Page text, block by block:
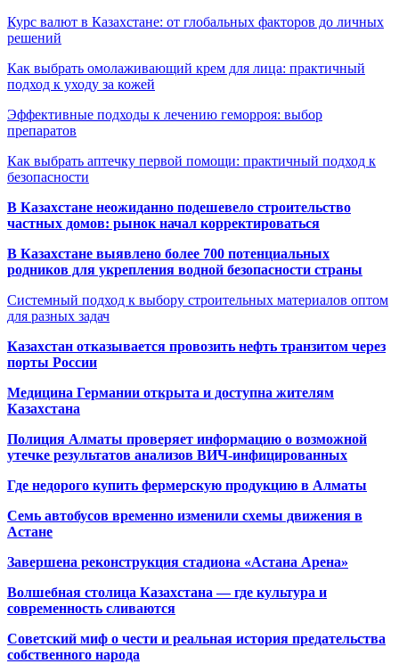
Курс валют в Казахстане: от глобальных факторов до личных
решений
Как выбрать омолаживающий крем для лица: практичный
подход к уходу за кожей
Эффективные подходы к лечению геморроя: выбор
препаратов
Как выбрать аптечку первой помощи: практичный подход к
безопасности
В Казахстане неожиданно подешевело строительство
частных домов: рынок начал корректироваться
В Казахстане выявлено более 700 потенциальных
родников для укрепления водной безопасности страны
Системный подход к выбору строительных материалов оптом
для разных задач
Казахстан отказывается провозить нефть транзитом через
порты России
Медицина Германии открыта и доступна жителям
Казахстана
Полиция Алматы проверяет информацию о возможной
утечке результатов анализов ВИЧ-инфицированных
Где недорого купить фермерскую продукцию в Алматы
Семь автобусов временно изменили схемы движения в
Астане
Завершена реконструкция стадиона «Астана Арена»
Волшебная столица Казахстана — где культура и
современность сливаются
Советский миф о чести и реальная история предательства
собственного народа